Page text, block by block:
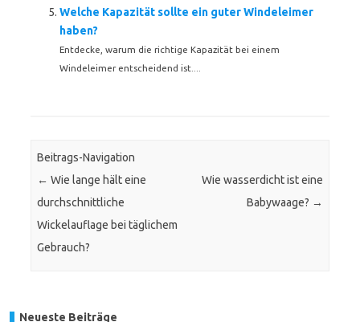
Welche Kapazität sollte ein guter Windeleimer
haben?
Entdecke, warum die richtige Kapazität bei einem
Windeleimer entscheidend ist....
Beitrags-Navigation
← Wie lange hält eine
durchschnittliche
Wickelauflage bei täglichem
Gebrauch?
Wie wasserdicht ist eine
Babywaage? →
Neueste Beiträge